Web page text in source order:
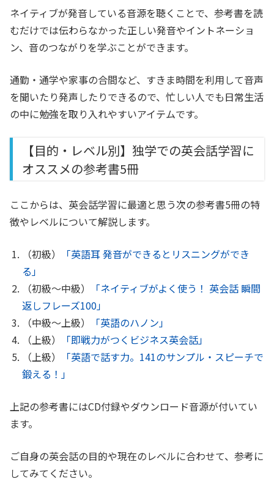
ネイティブが発音している音源を聴くことで、参考書を読
むだけでは伝わらなかった正しい発音やイントネーショ
ン、音のつながりを学ぶことができます。
通勤・通学や家事の合間など、すきま時間を利用して音声
を聞いたり発声したりできるので、忙しい人でも日常生活
の中に勉強を取り入れやすいアイテムです。
【目的・レベル別】独学での英会話学習に
オススメの参考書5冊
ここからは、英会話学習に最適と思う次の参考書5冊の特
徴やレベルについて解説します。
（初級）
「英語耳 発音ができるとリスニングができ
る」
（初級〜中級）
「ネイティブがよく使う！ 英会話 瞬間
返しフレーズ100」
（中級～上級）
「英語のハノン」
（上級）
「即戦力がつくビジネス英会話」
（上級）
「英語で話す力。141のサンプル・スピーチで
鍛える！」
上記の参考書にはCD付録やダウンロード音源が付いてい
ます。
ご自身の英会話の目的や現在のレベルに合わせて、参考に
してみてください。